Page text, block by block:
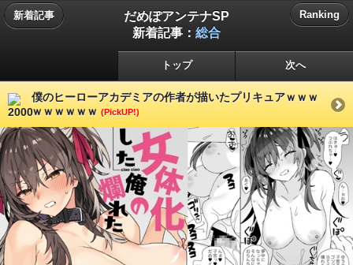
新着記事
だめぽアンテナSP
新着記事： 総合
Ranking
トップ 次へ
僕のヒーローアカデミアの作者が描いたプリキュアｗｗｗ
ｗｗｗｗｗｗ (PickUP!)